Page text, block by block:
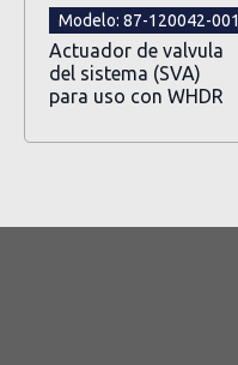
Modelo: 87-120042-001
Actuador de valvula
del sistema (SVA)
para uso con WHDR